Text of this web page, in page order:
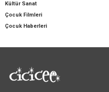
Kültür Sanat
Çocuk Filmleri
Çocuk Haberleri